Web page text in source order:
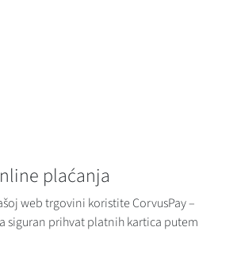
plaćanja
web trgovini koristite CorvusPay –
siguran prihvat platnih kartica putem